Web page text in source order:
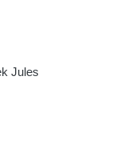
Jules